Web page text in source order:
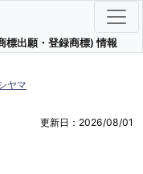
標出願・登録商標) 情報
ヤマ
更新日：2026/08/01